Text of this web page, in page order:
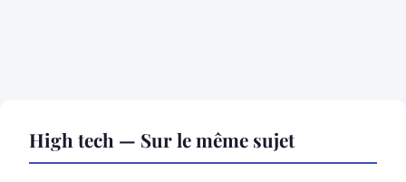
High tech — Sur le même sujet